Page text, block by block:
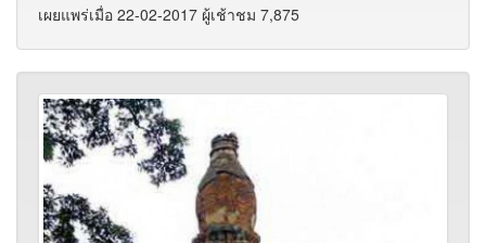
เผยแพร่เมื่อ 22-02-2017 ผู้เช้าชม 7,875